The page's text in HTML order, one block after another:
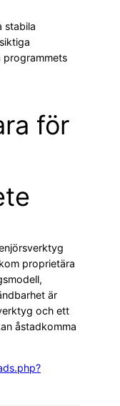
stabila
programmets
för
proprietära
är
och ett
åstadkomma